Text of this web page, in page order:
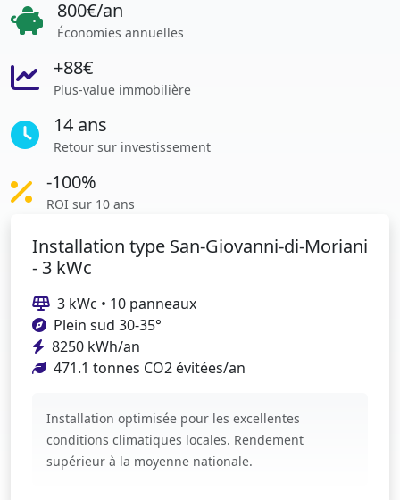
800€/an
Économies annuelles
+88€
Plus-value immobilière
14 ans
Retour sur investissement
-100%
ROI sur 10 ans
Installation type San-Giovanni-di-Moriani
- 3 kWc
3 kWc • 10 panneaux
Plein sud 30-35°
8250 kWh/an
471.1 tonnes CO2 évitées/an
Installation optimisée pour les excellentes
conditions climatiques locales. Rendement
supérieur à la moyenne nationale.